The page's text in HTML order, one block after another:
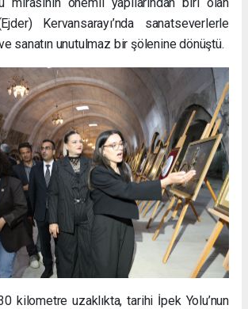
Kervansarayı’nda sanatseverlerle
sanatın unutulmaz bir şölenine dönüştü.
30 kilometre uzaklıkta, tarihi İpek Yolu’nun